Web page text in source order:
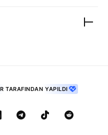
TARAFINDAN YAPILDI